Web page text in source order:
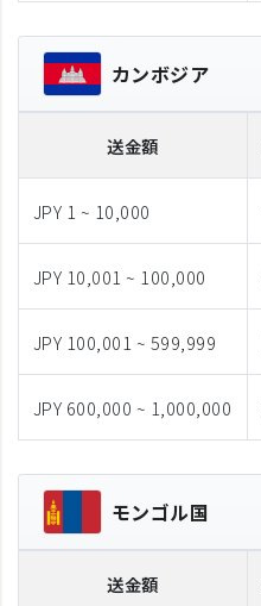
カンボジア
送金額
JPY 1 ~ 10,000
JPY 10,001 ~ 100,000
JPY 100,001 ~ 599,999
JPY 600,000 ~ 1,000,000
モンゴル国
送金額